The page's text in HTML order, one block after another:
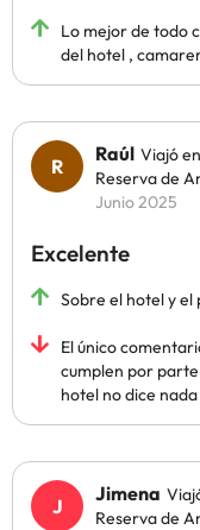
Lo mejor de todo
del hotel ,
Raúl Viajó
Reserva de
Junio 2025
Excelente
Sobre el hotel y
El único
cumplen por
hotel no dice nada
Jimena
Reserva de